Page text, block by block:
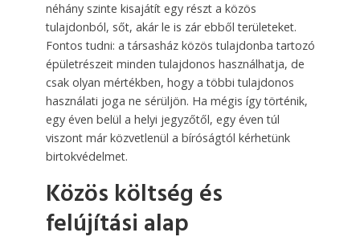
néhány szinte kisajátít egy részt a közös
tulajdonból, sőt, akár le is zár ebből területeket.
Fontos tudni: a társasház közös tulajdonba tartozó
épületrészeit minden tulajdonos használhatja, de
csak olyan mértékben, hogy a többi tulajdonos
használati joga ne sérüljön. Ha mégis így történik,
egy éven belül a helyi jegyzőtől, egy éven túl
viszont már közvetlenül a bíróságtól kérhetünk
birtokvédelmet.
Közös költség és
felújítási alap